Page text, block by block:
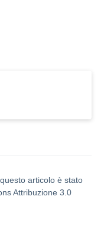
articolo è stato
Attribuzione 3.0